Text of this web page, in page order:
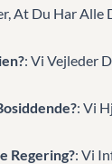
At Du Har
: Vi Vejleder
: Vi
Regering?: Vi